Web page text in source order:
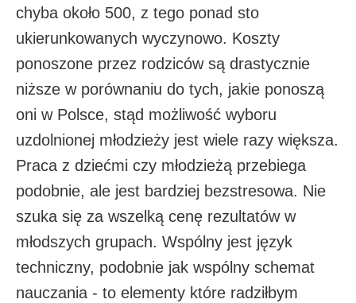
chyba około 500, z tego ponad sto
ukierunkowanych wyczynowo. Koszty
ponoszone przez rodziców są drastycznie
niższe w porównaniu do tych, jakie ponoszą
oni w Polsce, stąd możliwość wyboru
uzdolnionej młodzieży jest wiele razy większa.
Praca z dziećmi czy młodzieżą przebiega
podobnie, ale jest bardziej bezstresowa. Nie
szuka się za wszelką cenę rezultatów w
młodszych grupach. Wspólny jest język
techniczny, podobnie jak wspólny schemat
nauczania - to elementy które radziłbym